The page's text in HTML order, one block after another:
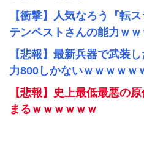
【衝撃】人気なろう『転
テンペストさんの能力ｗｗ
【悲報】最新兵器で武装
力800しかないｗｗｗｗｗ
【悲報】史上最低最悪の
まるｗｗｗｗｗｗ